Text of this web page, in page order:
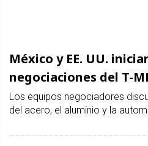
México y EE. UU.
negociaciones del T-
Los equipos negociadores
del acero, el aluminio y la